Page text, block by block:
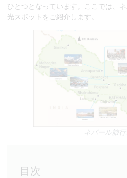
ひとつとなっています。ここでは、
光スポットをご紹介します。
ネパール旅
目次